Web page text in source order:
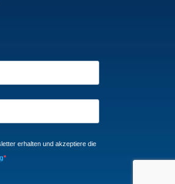
erhalten und akzeptiere die